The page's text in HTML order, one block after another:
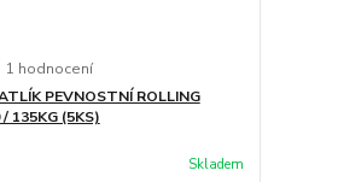
1 hodnocení
PEVNOSTNÍ ROLLING
135KG (5KS)
Skladem